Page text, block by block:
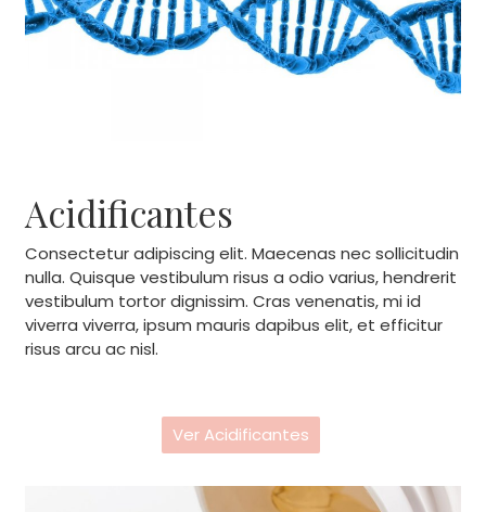
Acidificantes
Consectetur adipiscing elit. Maecenas nec sollicitudin
nulla. Quisque vestibulum risus a odio varius, hendrerit
vestibulum tortor dignissim. Cras venenatis, mi id
viverra viverra, ipsum mauris dapibus elit, et efficitur
risus arcu ac nisl.
Ver Acidificantes